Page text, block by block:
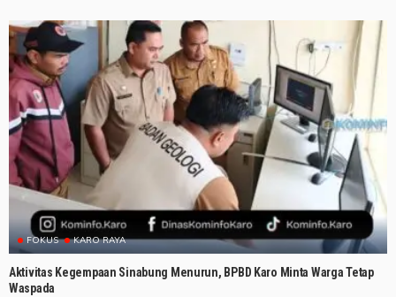
FOKUS KARO RAYA
Aktivitas Kegempaan Sinabung Menurun, BPBD Karo Minta Warga Tetap
Waspada